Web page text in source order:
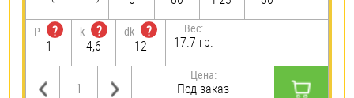
P
?
1
k
?
4,6
dk
?
12
Вес:
17.7 гр.
Цена:
Под заказ